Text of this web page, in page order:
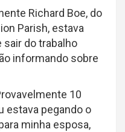
Richard Boe, do
Parish, estava
sair do trabalho
informando sobre
10
estava pegando o
minha esposa,